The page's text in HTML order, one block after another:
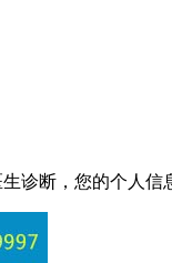
诊断，您的个人信